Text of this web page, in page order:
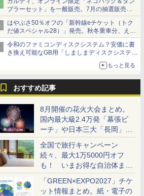
ブラーセット」を一般販売。7月の抽選販売の
当選無効分
はやぶさ50％オフの「新幹線eチケット（トク
だ値スペシャル28）」発売。秋冬乗車分、えき
ねっと限定
令和のファミコンディスクシステム？安価に書
き換え可能なGB用「しましまディスクシステ
もっと見る
おすすめ記事
8月開催の花火大会まとめ。
国内最大級2.4万発「幕張ビ
ーチ」や日本三大「長岡」な
ど大型イベント目白押し！
全国で旅行キャンペーン
続々、最大1万5000円オフ
も！ いまお得な自治体まと
め
「GREEN×EXPO2027」チケ
ット情報まとめ。紙・電子の